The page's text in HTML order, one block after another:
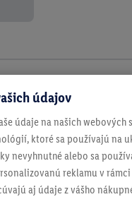
údajov
údaje na našich webových
ktoré sa používajú na
nevyhnutné alebo sa
reklamu v
aj údaje z vášho